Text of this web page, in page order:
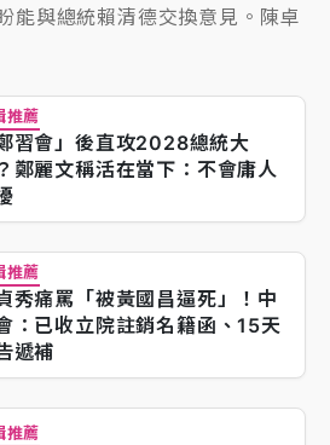
能與總統賴清德交換意見。陳卓
推薦
鄭習會」後直攻2028總統大
鄭麗文稱活在當下：不會庸人
推薦
秀痛罵「被黃國昌逼死」！中
：已收立院註銷名籍函、15天
遞補
推薦